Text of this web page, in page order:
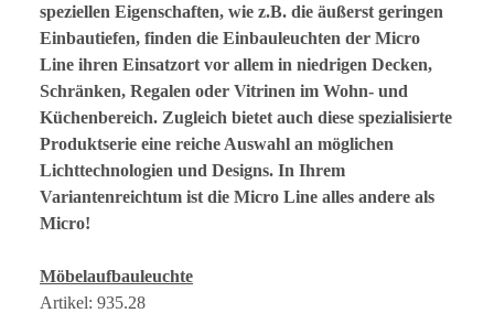
speziellen Eigenschaften, wie z.B. die äußerst geringen
Einbautiefen, finden die Einbauleuchten der Micro
Line ihren Einsatzort vor allem in niedrigen Decken,
Schränken, Regalen oder Vitrinen im Wohn- und
Küchenbereich. Zugleich bietet auch diese spezialisierte
Produktserie eine reiche Auswahl an möglichen
Lichttechnologien und Designs. In Ihrem
Variantenreichtum ist die Micro Line alles andere als
Micro!
Möbelaufbauleuchte
Artikel: 935.28